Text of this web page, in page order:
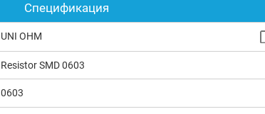
Спецификация
UNI OHM
Resistor SMD 0603
0603